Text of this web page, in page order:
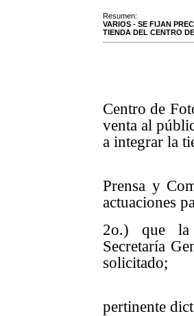
Resumen:
VARIOS - SE FIJAN
TIENDA DEL CENTRO
Centro de
venta al
a integrar la
Prensa y
actuaciones
2o.) que la
Secretaría
solicitado;
pertinente